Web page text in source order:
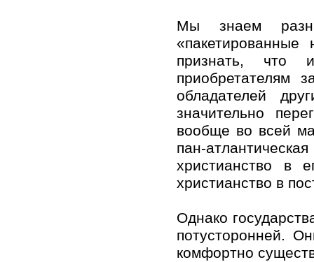
Мы знаем
признать, что
приобретателям
обладателей
значительно
вообще во всей
пан-
христианство в
христианство в
Однако
потусторонней.
комфортно